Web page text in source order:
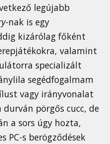
legújabb
-nak is egy
kizárólag főként
valamint
specializált
segédfogalmam
vagy irányvonalat
pörgős cucc, de
a sors úgy hozta,
PC-s berögződések